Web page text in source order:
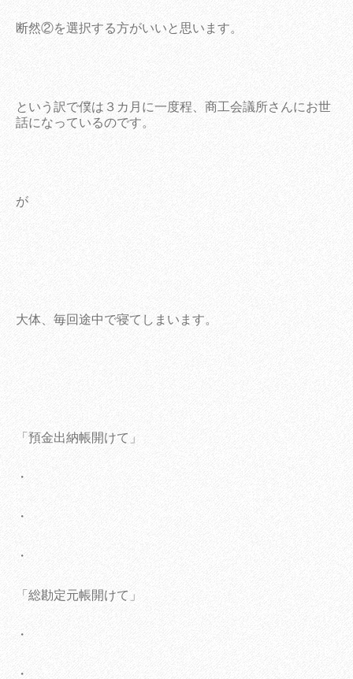
断然②を選択する方がいいと思います。
という訳で僕は３カ月に一度程、商工会議所さんにお世
話になっているのです。
が
大体、毎回途中で寝てしまいます。
「預金出納帳開けて」
・
・
・
「総勘定元帳開けて」
・
・